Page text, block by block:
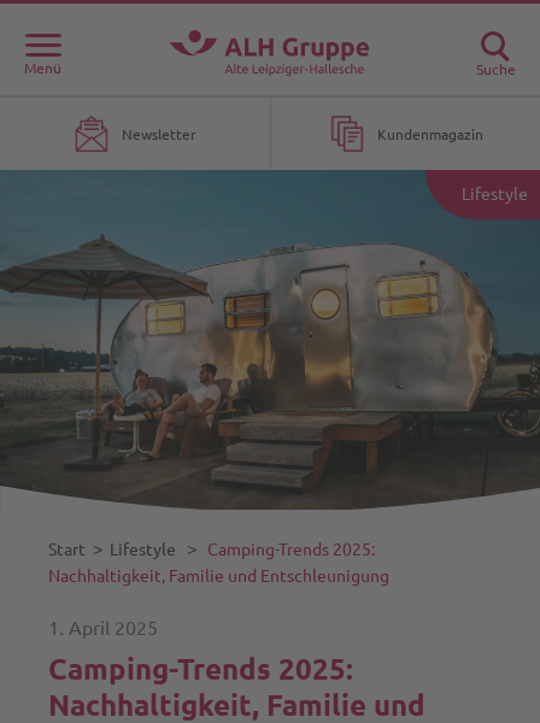
Menü Suche
Newsletter Kundenmagazin
Lifestyle
Start ˃ Lifestyle ˃ Camping-Trends 2025:
Nachhaltigkeit, Familie und Entschleunigung
1. April 2025
Camping-Trends 2025:
Nachhaltigkeit, Familie und